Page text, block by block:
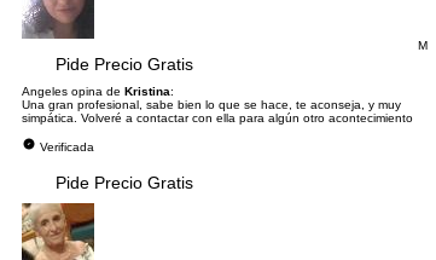
Pide Precio Gratis
Pide Precio Gratis
M
Angeles opina de Kristina:
Una gran profesional, sabe bien lo que se hace, te aconseja, y muy
simpática. Volveré a contactar con ella para algún otro acontecimiento
Verificada